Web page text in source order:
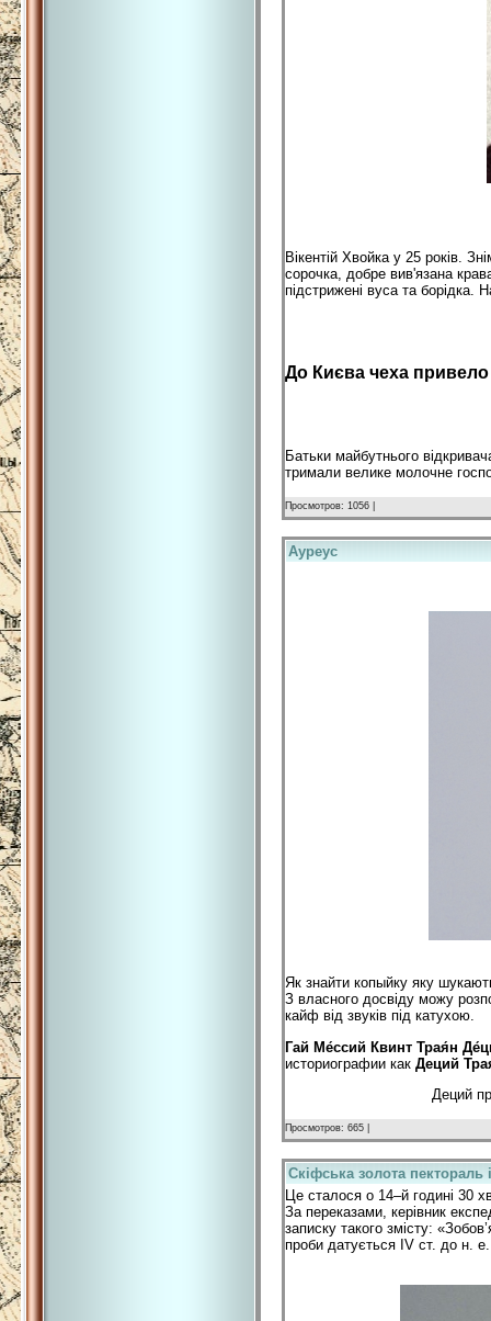
Вікентій Хвойка у 25 років.
сорочка, добре вив'язана
підстрижені вуса та борідка.
До Києва чеха
Батьки майбутнього
тримали велике молочне
Просмотров: 1056 |
Ауреус
Як знайти копыйку яку
З власного досвіду можу
кайф від звуків під катухою.
Гай Ме́ссий Квинт Трая́н
историографии как Деций
Деций
Просмотров: 665 |
Скіфська золота пектораль
Це сталося о 14–й годині 30
За переказами, керівник
записку такого змісту:
проби датується IV ст. до н.